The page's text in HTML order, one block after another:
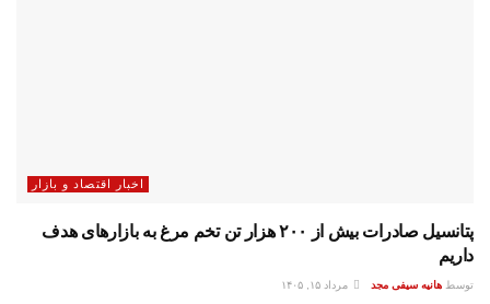
اخبار اقتصاد و بازار
پتانسیل صادرات بیش از ۲۰۰ هزار تن تخم مرغ به بازار‌های هدف
داریم
توسط هانیه سیفی مجد مرداد ۱۵, ۱۴۰۵